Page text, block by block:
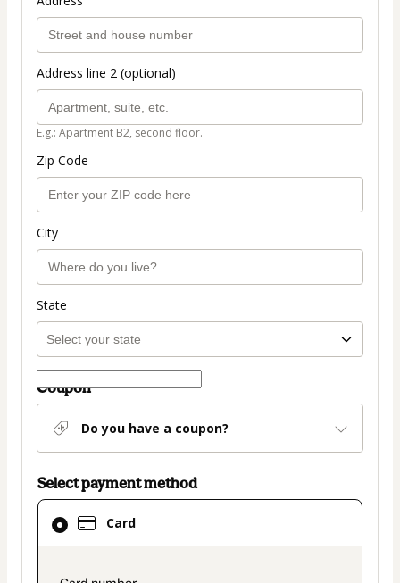
Address line 2 (optional)
E.g.: Apartment B2, second floor.
Zip Code
City
State
Coupon
Do you have a coupon?
Select payment method
Card
Card
selected